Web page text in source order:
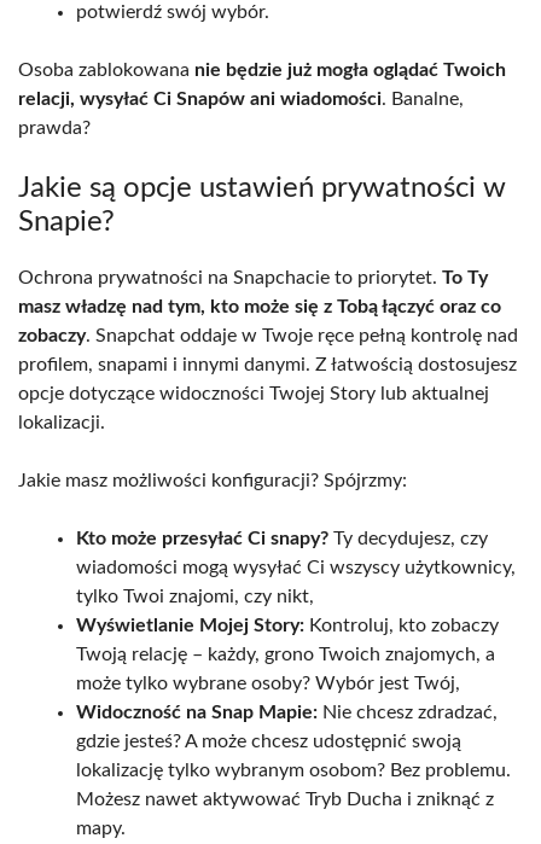
potwierdź swój wybór.
Osoba zablokowana nie będzie już mogła oglądać Twoich
relacji, wysyłać Ci Snapów ani wiadomości. Banalne,
prawda?
Jakie są opcje ustawień prywatności w
Snapie?
Ochrona prywatności na Snapchacie to priorytet. To Ty
masz władzę nad tym, kto może się z Tobą łączyć oraz co
zobaczy. Snapchat oddaje w Twoje ręce pełną kontrolę nad
profilem, snapami i innymi danymi. Z łatwością dostosujesz
opcje dotyczące widoczności Twojej Story lub aktualnej
lokalizacji.
Jakie masz możliwości konfiguracji? Spójrzmy:
Kto może przesyłać Ci snapy? Ty decydujesz, czy
wiadomości mogą wysyłać Ci wszyscy użytkownicy,
tylko Twoi znajomi, czy nikt,
Wyświetlanie Mojej Story: Kontroluj, kto zobaczy
Twoją relację – każdy, grono Twoich znajomych, a
może tylko wybrane osoby? Wybór jest Twój,
Widoczność na Snap Mapie: Nie chcesz zdradzać,
gdzie jesteś? A może chcesz udostępnić swoją
lokalizację tylko wybranym osobom? Bez problemu.
Możesz nawet aktywować Tryb Ducha i zniknąć z
mapy.